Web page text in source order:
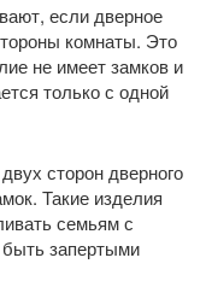
если дверное
комнаты. Это
не имеет замков и
только с одной
сторон дверного
Такие изделия
семьям с
запертыми